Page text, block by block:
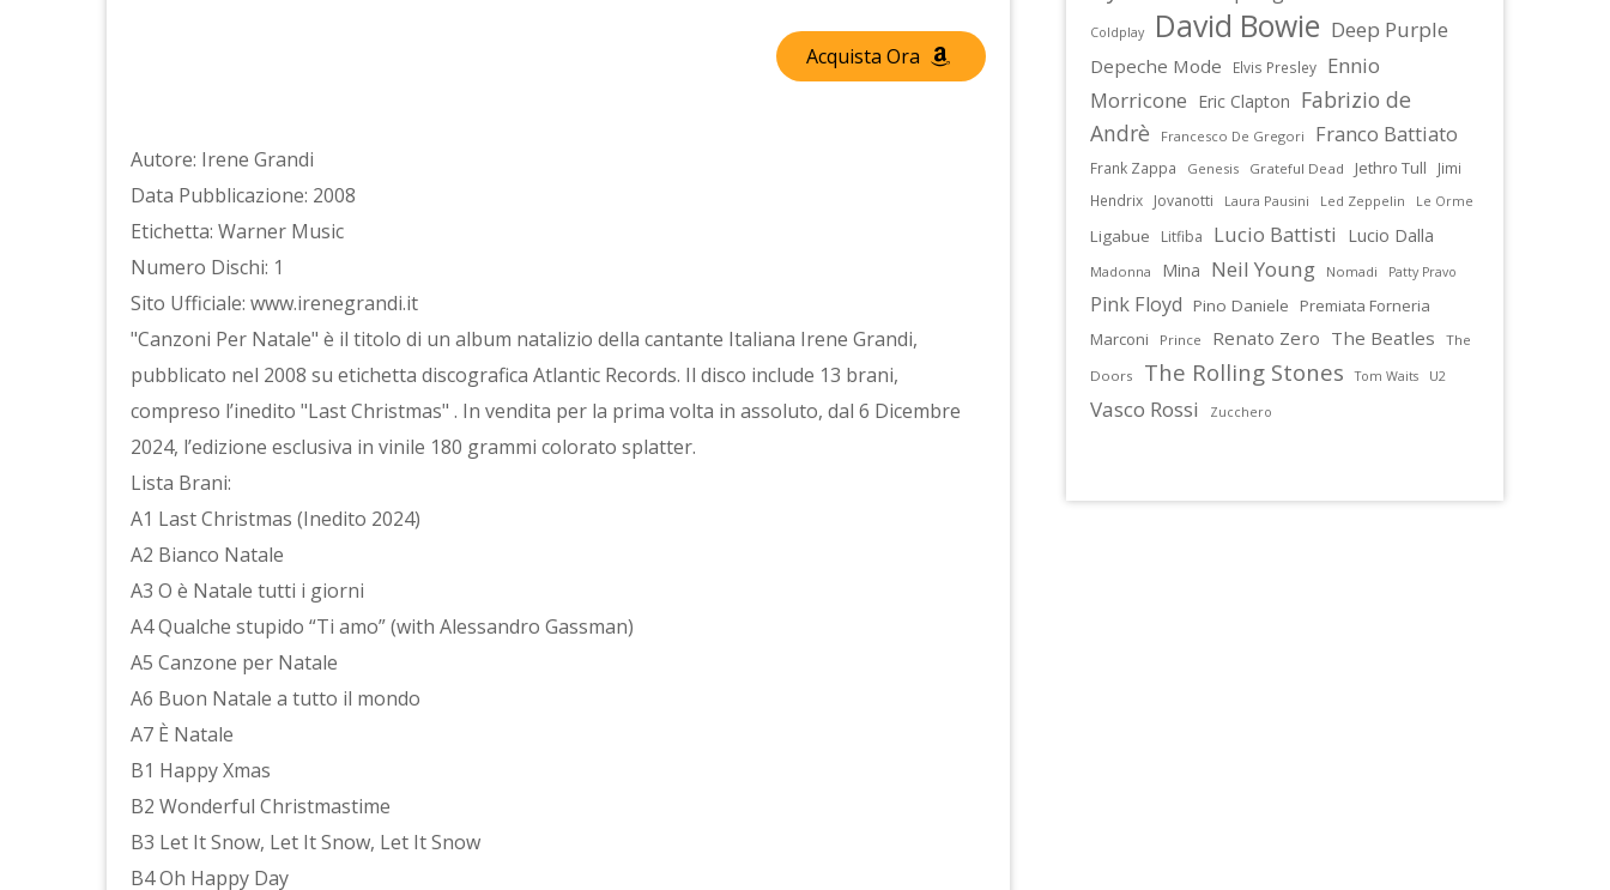
Acquista Ora
Autore: Irene Grandi
Data Pubblicazione: 2008
Etichetta: Warner Music
Numero Dischi: 1
Sito Ufficiale: www.irenegrandi.it
"Canzoni Per Natale" è il titolo di un album natalizio della cantante Italiana Irene Grandi,
pubblicato nel 2008 su etichetta discografica Atlantic Records. Il disco include 13 brani,
compreso l’inedito "Last Christmas" . In vendita per la prima volta in assoluto, dal 6 Dicembre
2024, l’edizione esclusiva in vinile 180 grammi colorato splatter.
Lista Brani:
A1 Last Christmas (Inedito 2024)
A2 Bianco Natale
A3 O è Natale tutti i giorni
A4 Qualche stupido “Ti amo” (with Alessandro Gassman)
A5 Canzone per Natale
A6 Buon Natale a tutto il mondo
A7 È Natale
B1 Happy Xmas
B2 Wonderful Christmastime
B3 Let It Snow, Let It Snow, Let It Snow
B4 Oh Happy Day
Coldplay David Bowie Deep Purple
Depeche Mode Elvis Presley
Ennio
Morricone Eric Clapton Fabrizio de
Andrè
Francesco De Gregori Franco Battiato
Frank Zappa Genesis Grateful Dead Jethro Tull
Jimi
Hendrix
Jovanotti Laura Pausini Led Zeppelin Le Orme
Ligabue Litfiba Lucio Battisti Lucio Dalla
Madonna Mina Neil Young Nomadi Patty Pravo
Pink Floyd Pino Daniele
Premiata Forneria
Marconi
Prince Renato Zero The Beatles
The
Doors
The Rolling Stones Tom Waits U2
Vasco Rossi Zucchero